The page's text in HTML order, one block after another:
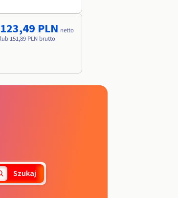
123,49 PLN netto
lub 151,89 PLN brutto
Szukaj